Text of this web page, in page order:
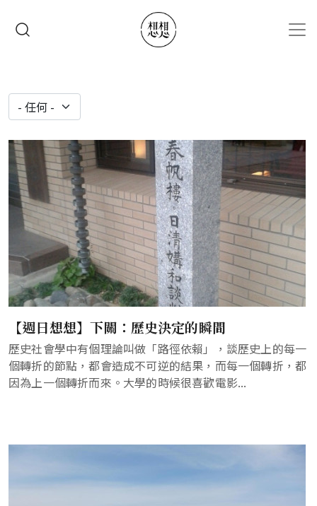
【週日想想】下關：歷史決定的瞬間
歷史社會學中有個理論叫做「路徑依賴」，談歷史上的每一
個轉折的節點，都會造成不可逆的結果，而每一個轉折，都
因為上一個轉折而來。大學的時候很喜歡電影...